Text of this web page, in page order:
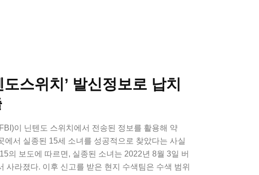
도스위치’ 발신정보로 납치
이 닌텐도 스위치에서 전송된 정보를 활용해 약
에서 실종된 15세 소녀를 성공적으로 찾았다는 사실
의 보도에 따르면, 실종된 소녀는 2022년 8월 3일 버
사라졌다. 이후 신고를 받은 현지 수색팀은 수색 범위